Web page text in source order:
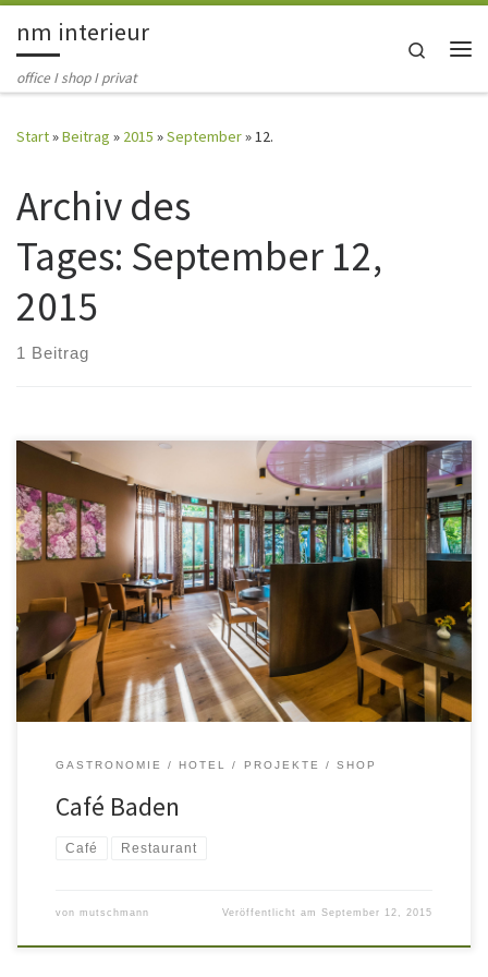
Zum Inhalt springen
nm interieur
office I shop I privat
Search
Start»Beitrag » 2015 »September»12.
Archiv des
Tages: September 12,
2015
1 Beitrag
Im Park Klinikum Bad Krozingen entstand im Eingangsbereich der
Klinik Baden eine neue, freundliche Cafeteria. Der Aussenbereich
The making of
GASTRONOMIE / HOTEL PROJEKTE SHOP
Café Baden
Café Restaurant
von mutschmann Veröffentlicht amSeptember 12, 2015